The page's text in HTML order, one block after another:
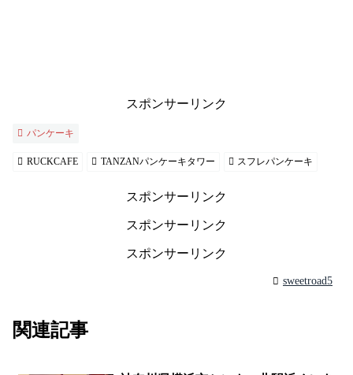
スポンサーリンク
パンケーキ
RUCKCAFE TANZANパンケーキタワー スフレパンケーキ
スポンサーリンク
スポンサーリンク
スポンサーリンク
sweetroad5
関連記事